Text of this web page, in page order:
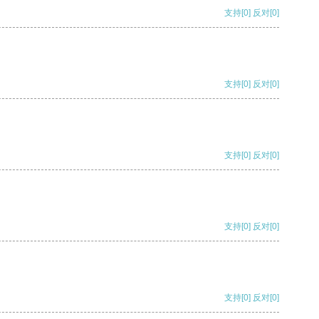
支持[0] 反对[0]
支持[0] 反对[0]
支持[0] 反对[0]
支持[0] 反对[0]
支持[0] 反对[0]